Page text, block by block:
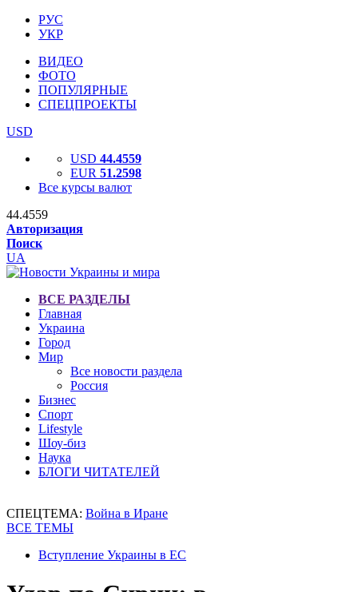
РУС
УКР
ВИДЕО
ФОТО
ПОПУЛЯРНЫЕ
СПЕЦПРОЕКТЫ
USD
USD 44.4559
EUR 51.2598
Все курсы валют
44.4559
Авторизация
Поиск
UA
ВСЕ РАЗДЕЛЫ
Главная
Украина
Город
Мир
Все новости раздела
Россия
Бизнес
Спорт
Lifestyle
Шоу-биз
Наука
БЛОГИ ЧИТАТЕЛЕЙ
СПЕЦТЕМА: Война в Иране
ВСЕ ТЕМЫ
Вступление Украины в ЕС